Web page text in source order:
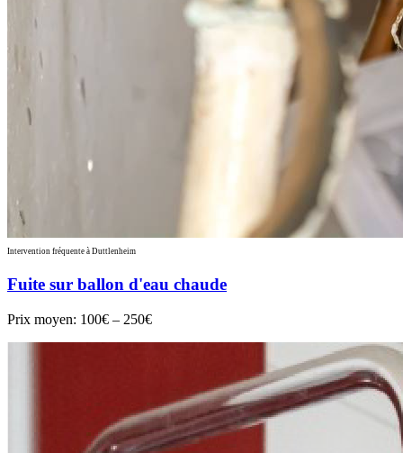
Intervention fréquente à Duttlenheim
Fuite sur ballon d'eau chaude
Prix moyen: 100€ – 250€